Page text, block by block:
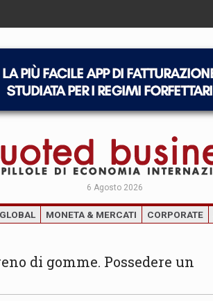
6 Agosto 2026
GLOBAL MONETA & MERCATI CORPORATE
di gomme. Possedere un